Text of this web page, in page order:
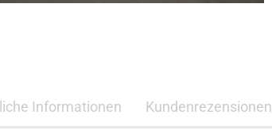
Informationen Kundenrezensionen